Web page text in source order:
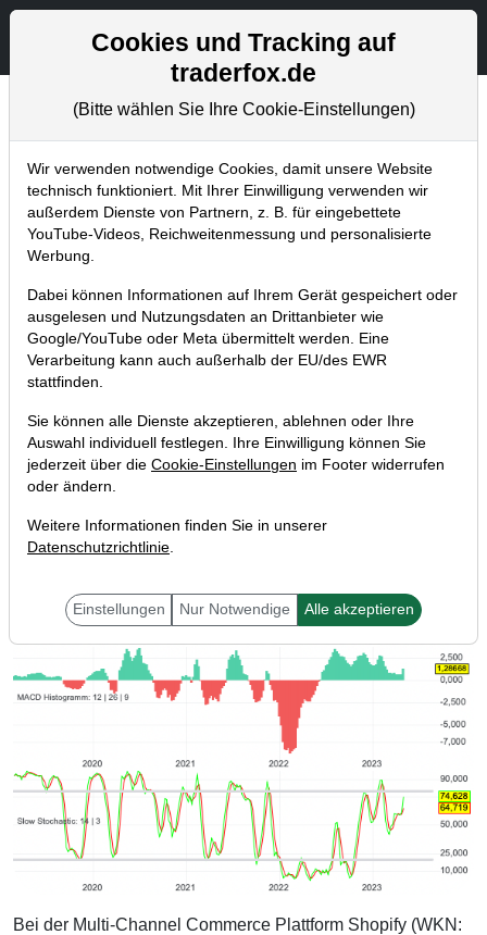
Aktien- und Artikelsuche
Chartanalysen
Home Blog Chartanalysen
Chartanalyse Shopify: Aktie zündet
Kursrakete – nächste Rallye
voraus?
05.05.2023 um 15:53 Uhr | P. Uhlschmied
Bei der Multi-Channel Commerce Plattform Shopify (WKN:
Cookies und Tracking auf
traderfox.de
(Bitte wählen Sie Ihre Cookie-Einstellungen)
Wir verwenden notwendige Cookies, damit unsere Website
technisch funktioniert. Mit Ihrer Einwilligung verwenden wir
außerdem Dienste von Partnern, z. B. für eingebettete
YouTube-Videos, Reichweitenmessung und personalisierte
Werbung.
Dabei können Informationen auf Ihrem Gerät gespeichert oder
ausgelesen und Nutzungsdaten an Drittanbieter wie
Google/YouTube oder Meta übermittelt werden. Eine
Verarbeitung kann auch außerhalb der EU/des EWR
stattfinden.
Sie können alle Dienste akzeptieren, ablehnen oder Ihre
Auswahl individuell festlegen. Ihre Einwilligung können Sie
jederzeit über die Cookie-Einstellungen im Footer widerrufen
oder ändern.
Weitere Informationen finden Sie in unserer
Datenschutzrichtlinie.
Einstellungen Nur Notwendige Alle akzeptieren